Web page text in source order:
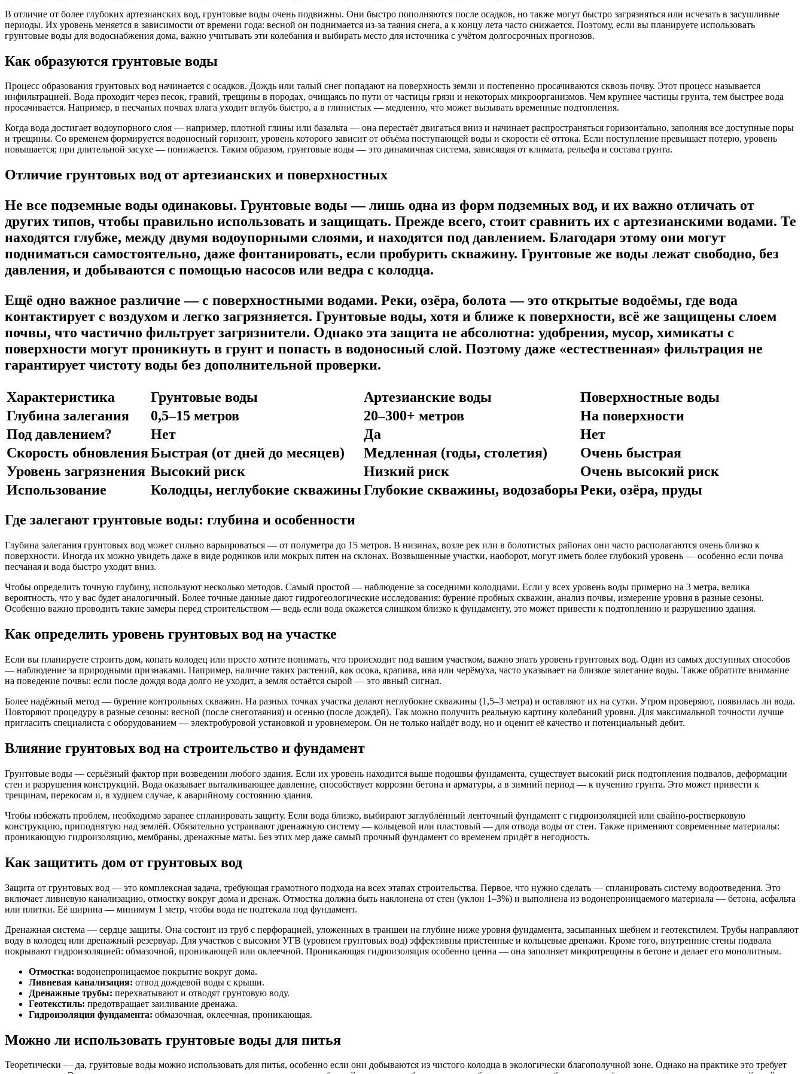
В отличие от более глубоких артезианских вод, грунтовые воды очень подвижны. Они быстро пополняются после осадков, но также могут быстро загрязняться или исчезать в засушливые
периоды. Их уровень меняется в зависимости от времени года: весной он поднимается из-за таяния снега, а к концу лета часто снижается. Поэтому, если вы планируете использовать
грунтовые воды для водоснабжения дома, важно учитывать эти колебания и выбирать место для источника с учётом долгосрочных прогнозов.
Как образуются грунтовые воды
Процесс образования грунтовых вод начинается с осадков. Дождь или талый снег попадают на поверхность земли и постепенно просачиваются сквозь почву. Этот процесс называется
инфильтрацией. Вода проходит через песок, гравий, трещины в породах, очищаясь по пути от частицы грязи и некоторых микроорганизмов. Чем крупнее частицы грунта, тем быстрее вода
просачивается. Например, в песчаных почвах влага уходит вглубь быстро, а в глинистых — медленно, что может вызывать временные подтопления.
Когда вода достигает водоупорного слоя — например, плотной глины или базальта — она перестаёт двигаться вниз и начинает распространяться горизонтально, заполняя все доступные поры
и трещины. Со временем формируется водоносный горизонт, уровень которого зависит от объёма поступающей воды и скорости её оттока. Если поступление превышает потерю, уровень
повышается; при длительной засухе — понижается. Таким образом, грунтовые воды — это динамичная система, зависящая от климата, рельефа и состава грунта.
Отличие грунтовых вод от артезианских и поверхностных
Не все подземные воды одинаковы. Грунтовые воды — лишь одна из форм подземных вод, и их важно отличать от
других типов, чтобы правильно использовать и защищать. Прежде всего, стоит сравнить их с артезианскими водами. Те
находятся глубже, между двумя водоупорными слоями, и находятся под давлением. Благодаря этому они могут
подниматься самостоятельно, даже фонтанировать, если пробурить скважину. Грунтовые же воды лежат свободно, без
давления, и добываются с помощью насосов или ведра с колодца.
Ещё одно важное различие — с поверхностными водами. Реки, озёра, болота — это открытые водоёмы, где вода
контактирует с воздухом и легко загрязняется. Грунтовые воды, хотя и ближе к поверхности, всё же защищены слоем
почвы, что частично фильтрует загрязнители. Однако эта защита не абсолютна: удобрения, мусор, химикаты с
поверхности могут проникнуть в грунт и попасть в водоносный слой. Поэтому даже «естественная» фильтрация не
гарантирует чистоту воды без дополнительной проверки.
Характеристика Грунтовые воды Артезианские воды
Поверхностные воды
Глубина залегания
0,5–15 метров 20–300+ метров
На поверхности
Под давлением?
Нет Да
Нет
Скорость обновленияБыстрая (от дней до месяцев) Медленная (годы, столетия)
Очень быстрая
Уровень загрязнения Высокий риск Низкий риск
Очень высокий риск
Использование
Колодцы, неглубокие скважиныГлубокие скважины, водозаборыРеки, озёра, пруды
Где залегают грунтовые воды: глубина и особенности
Глубина залегания грунтовых вод может сильно варьироваться — от полуметра до 15 метров. В низинах, возле рек или в болотистых районах они часто располагаются очень близко к
поверхности. Иногда их можно увидеть даже в виде родников или мокрых пятен на склонах. Возвышенные участки, наоборот, могут иметь более глубокий уровень — особенно если почва
песчаная и вода быстро уходит вниз.
Чтобы определить точную глубину, используют несколько методов. Самый простой — наблюдение за соседними колодцами. Если у всех уровень воды примерно на 3 метра, велика
вероятность, что у вас будет аналогичный. Более точные данные дают гидрогеологические исследования: бурение пробных скважин, анализ почвы, измерение уровня в разные сезоны.
Особенно важно проводить такие замеры перед строительством — ведь если вода окажется слишком близко к фундаменту, это может привести к подтоплению и разрушению здания.
Как определить уровень грунтовых вод на участке
Если вы планируете строить дом, копать колодец или просто хотите понимать, что происходит под вашим участком, важно знать уровень грунтовых вод. Один из самых доступных способов
— наблюдение за природными признаками. Например, наличие таких растений, как осока, крапива, ива или черёмуха, часто указывает на близкое залегание воды. Также обратите внимание
на поведение почвы: если после дождя вода долго не уходит, а земля остаётся сырой — это явный сигнал.
Более надёжный метод — бурение контрольных скважин. На разных точках участка делают неглубокие скважины (1,5–3 метра) и оставляют их на сутки. Утром проверяют, появилась ли вода.
Повторяют процедуру в разные сезоны: весной (после снеготаяния) и осенью (после дождей). Так можно получить реальную картину колебаний уровня. Для максимальной точности лучше
пригласить специалиста с оборудованием — электробуровой установкой и уровнемером. Он не только найдёт воду, но и оценит её качество и потенциальный дебит.
Влияние грунтовых вод на строительство и фундамент
Грунтовые воды — серьёзный фактор при возведении любого здания. Если их уровень находится выше подошвы фундамента, существует высокий риск подтопления подвалов, деформации
стен и разрушения конструкций. Вода оказывает выталкивающее давление, способствует коррозии бетона и арматуры, а в зимний период — к пучению грунта. Это может привести к
трещинам, перекосам и, в худшем случае, к аварийному состоянию здания.
Чтобы избежать проблем, необходимо заранее спланировать защиту. Если вода близко, выбирают заглублённый ленточный фундамент с гидроизоляцией или свайно-ростверковую
конструкцию, приподнятую над землёй. Обязательно устраивают дренажную систему — кольцевой или пластовый — для отвода воды от стен. Также применяют современные материалы:
проникающую гидроизоляцию, мембраны, дренажные маты. Без этих мер даже самый прочный фундамент со временем придёт в негодность.
Как защитить дом от грунтовых вод
Защита от грунтовых вод — это комплексная задача, требующая грамотного подхода на всех этапах строительства. Первое, что нужно сделать — спланировать систему водоотведения. Это
включает ливневую канализацию, отмостку вокруг дома и дренаж. Отмостка должна быть наклонена от стен (уклон 1–3%) и выполнена из водонепроницаемого материала — бетона, асфальта
или плитки. Её ширина — минимум 1 метр, чтобы вода не подтекала под фундамент.
Дренажная система — сердце защиты. Она состоит из труб с перфорацией, уложенных в траншеи на глубине ниже уровня фундамента, засыпанных щебнем и геотекстилем. Трубы направляют
воду в колодец или дренажный резервуар. Для участков с высоким УГВ (уровнем грунтовых вод) эффективны пристенные и кольцевые дренажи. Кроме того, внутренние стены подвала
покрывают гидроизоляцией: обмазочной, проникающей или оклеечной. Проникающая гидроизоляция особенно ценна — она заполняет микротрещины в бетоне и делает его монолитным.
Отмостка: водонепроницаемое покрытие вокруг дома.
Ливневая канализация: отвод дождевой воды с крыши.
Дренажные трубы: перехватывают и отводят грунтовую воду.
Геотекстиль: предотвращает заиливание дренажа.
Гидроизоляция фундамента: обмазочная, оклеечная, проникающая.
Можно ли использовать грунтовые воды для питья
Теоретически — да, грунтовые воды можно использовать для питья, особенно если они добываются из чистого колодца в экологически благополучной зоне. Однако на практике это требует